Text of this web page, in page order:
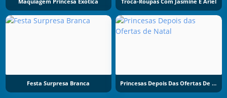
Maquiagem Princesa Exótica Troca-Roupas Com Jasmine E Ariel
Festa Surpresa Branca Princesas Depois Das Ofertas De Natal